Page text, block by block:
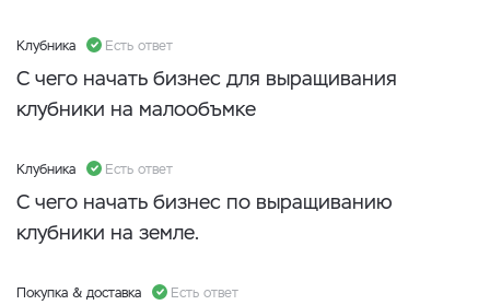
Клубника Есть ответ
С чего начать бизнес для выращивания
клубники на малообъмке
Клубника Есть ответ
С чего начать бизнес по выращиванию
клубники на земле.
Покупка & доставка Есть ответ